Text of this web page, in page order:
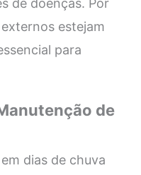
de doenças. Por
estejam
para
de
dias de chuva